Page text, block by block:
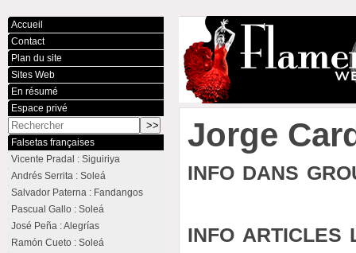
Jorge
info dans
info articles
Accueil
Contact
Plan du site
Sites Web
En résumé
Espace privé
Falsetas françaises
Vicente Pradal : Siguiriya
Andrés Serrita : Soleá
Salvador Paterna : Fandangos
Pascual Gallo : Soleá
José Peña : Alegrías
Ramón Cueto : Soleá